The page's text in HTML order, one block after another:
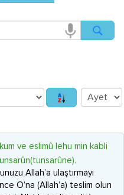
ve eslimû lehu min kabli
Allah’a ulaştırmayı
O’na (Allah’a) teslim olun